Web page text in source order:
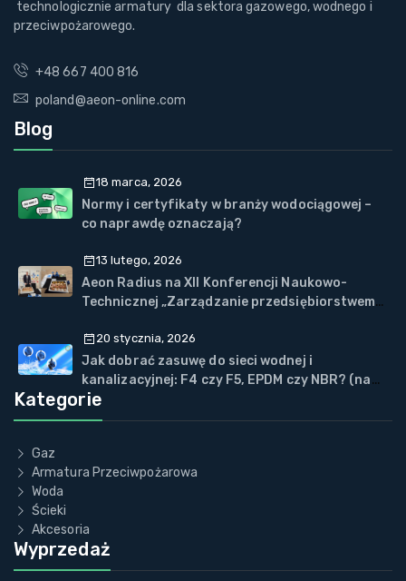
technologicznie armatury dla sektora gazowego, wodnego i
przeciwpożarowego.
+48 667 400 816
poland@aeon-online.com
Blog
18 marca, 2026
Normy i certyfikaty w branży wodociągowej –
co naprawdę oznaczają?
13 lutego, 2026
Aeon Radius na XII Konferencji Naukowo-
Technicznej „Zarządzanie przedsiębiorstwem
20 stycznia, 2026
Jak dobrać zasuwę do sieci wodnej i
kanalizacyjnej: F4 czy F5, EPDM czy NBR? (na
przykładzie ECOVALVE™)
Kategorie
Gaz
Armatura Przeciwpożarowa
Woda
Ścieki
Akcesoria
Wyprzedaż